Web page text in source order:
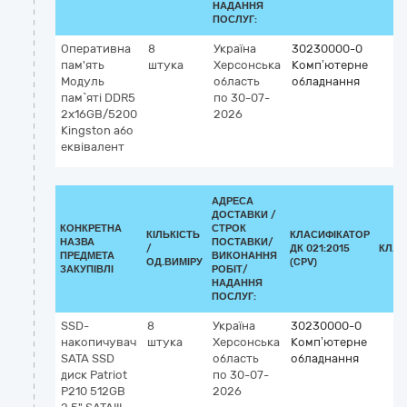
НАДАННЯ
ПОСЛУГ:
Оперативна
пам'ять
Модуль
пам`яті DDR5
2x16GB/5200
Kingston або
еквівалент
8
штука
Україна
Херсонська
область
по 30-07-
2026
30230000-0
Комп’ютерне
обладнання
КОНКРЕТНА
НАЗВА
ПРЕДМЕТА
ЗАКУПІВЛІ
КІЛЬКІСТЬ
/
ОД.ВИМІРУ
АДРЕСА
ДОСТАВКИ /
СТРОК
ПОСТАВКИ/
ВИКОНАННЯ
РОБІТ/
НАДАННЯ
ПОСЛУГ:
КЛАСИФІКАТОР
ДК 021:2015
(CPV)
SSD-
накопичувач
SATA SSD
диск Patriot
P210 512GB
8
штука
Україна
Херсонська
область
по 30-07-
2026
30230000-0
Комп’ютерне
обладнання